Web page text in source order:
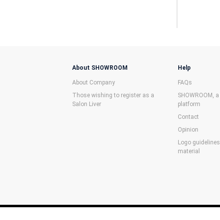
About SHOWROOM
About Company
Those wishing to register as a
Salon Liver
Help
FAQs
SHOWROOM,
platform
Contact
Opinion
Logo
material